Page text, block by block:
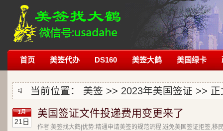
首页 美签代办 DS160 美签大鹤 美国绿卡
当前位置： 美签 >> 2023年美国签证 >> 正
1月
21日
美国签证文件投递费用变更来了
作者:美签找大鹤|优势:精通申请美签的规范流程,避免美国签证拒签,移